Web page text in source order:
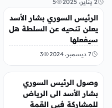
2 يناير، 2025 5
عربي ودولي
الرئيس السوري بشار الأسد
يعلن تنحيه عن السلطة هل
سيفعلها
7 ديسمبر، 2024 3
عربي ودولي
وصول الرئيس السوري
بشار الأسد الى الرياض
للمشاركة فيي القمة